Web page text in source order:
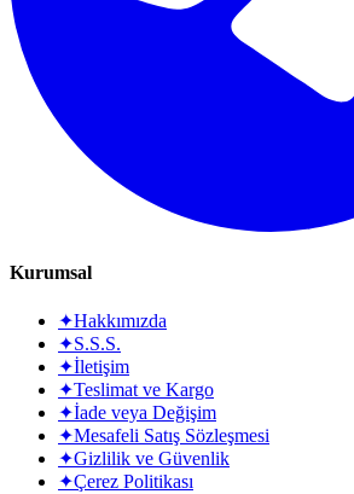
Kurumsal
✦Hakkımızda
✦S.S.S.
✦İletişim
✦Teslimat ve Kargo
✦İade veya Değişim
✦Mesafeli Satış Sözleşmesi
✦Gizlilik ve Güvenlik
✦Çerez Politikası